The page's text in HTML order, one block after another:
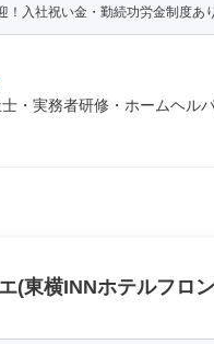
！入社祝い金・勤続功労金制度あり
・実務者研修・ホームヘル
(東横INNホテルフロ